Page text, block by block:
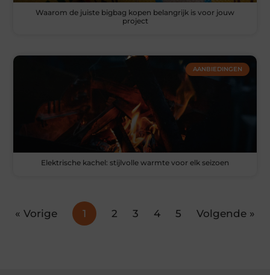
Waarom de juiste bigbag kopen belangrijk is voor jouw
project
AANBIEDINGEN
Elektrische kachel: stijlvolle warmte voor elk seizoen
« Vorige 1 2 3 4 5 Volgende »